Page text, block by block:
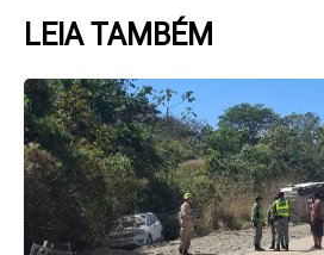
LEIA TAMBÉM